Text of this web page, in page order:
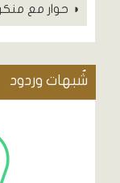
◑ حوار مع
شٌبهات وردود